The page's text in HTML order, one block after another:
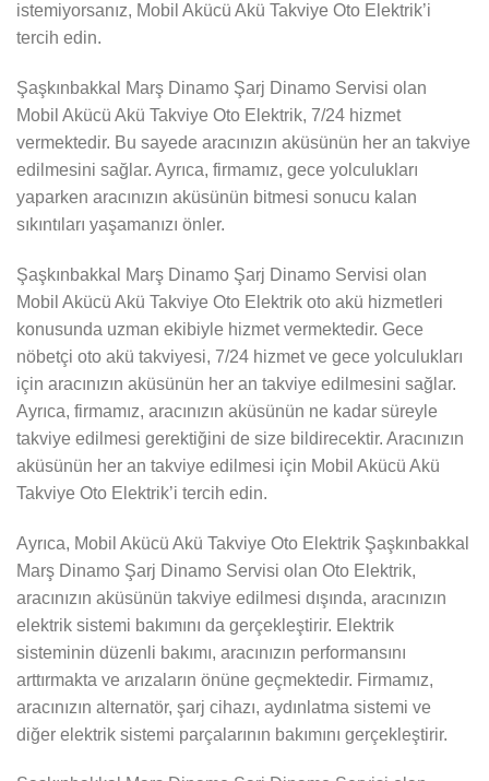
istemiyorsanız, Mobil Akücü Akü Takviye Oto Elektrik’i
tercih edin.
Şaşkınbakkal Marş Dinamo Şarj Dinamo Servisi olan
Mobil Akücü Akü Takviye Oto Elektrik, 7/24 hizmet
vermektedir. Bu sayede aracınızın aküsünün her an takviye
edilmesini sağlar. Ayrıca, firmamız, gece yolculukları
yaparken aracınızın aküsünün bitmesi sonucu kalan
sıkıntıları yaşamanızı önler.
Şaşkınbakkal Marş Dinamo Şarj Dinamo Servisi olan
Mobil Akücü Akü Takviye Oto Elektrik oto akü hizmetleri
konusunda uzman ekibiyle hizmet vermektedir. Gece
nöbetçi oto akü takviyesi, 7/24 hizmet ve gece yolculukları
için aracınızın aküsünün her an takviye edilmesini sağlar.
Ayrıca, firmamız, aracınızın aküsünün ne kadar süreyle
takviye edilmesi gerektiğini de size bildirecektir. Aracınızın
aküsünün her an takviye edilmesi için Mobil Akücü Akü
Takviye Oto Elektrik’i tercih edin.
Ayrıca, Mobil Akücü Akü Takviye Oto Elektrik Şaşkınbakkal
Marş Dinamo Şarj Dinamo Servisi olan Oto Elektrik,
aracınızın aküsünün takviye edilmesi dışında, aracınızın
elektrik sistemi bakımını da gerçekleştirir. Elektrik
sisteminin düzenli bakımı, aracınızın performansını
arttırmakta ve arızaların önüne geçmektedir. Firmamız,
aracınızın alternatör, şarj cihazı, aydınlatma sistemi ve
diğer elektrik sistemi parçalarının bakımını gerçekleştirir.